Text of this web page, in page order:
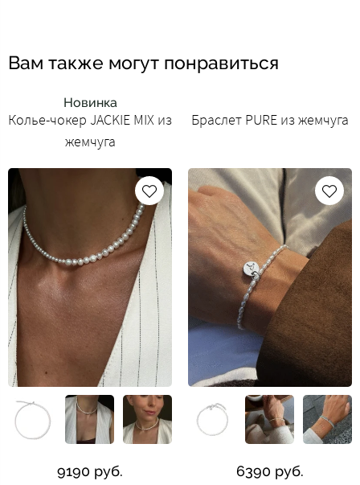
Вам также могут понравиться
Новинка
Колье-чокер JACKIE MIX из
жемчуга
9190 руб.
Браслет PURE из жемчуга
6390 руб.